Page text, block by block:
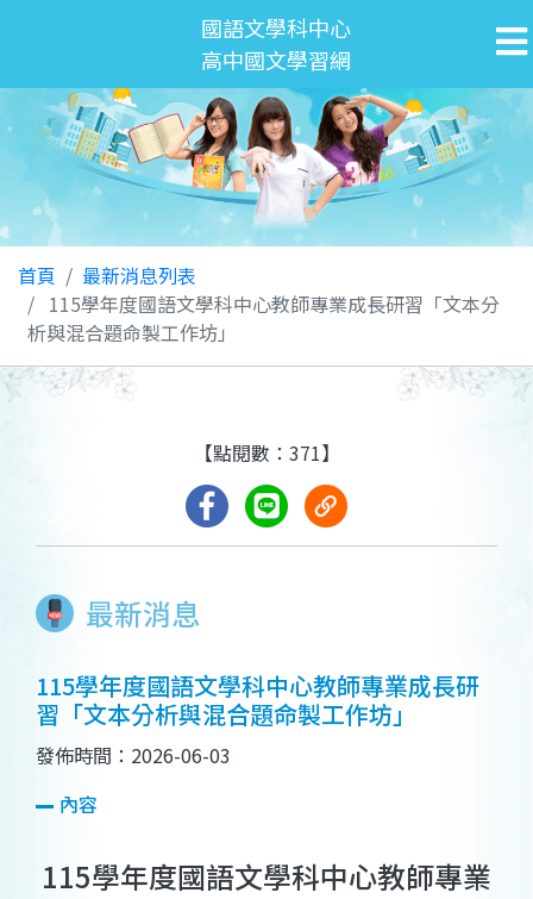
國語文學科中心
高中國文學習網
首頁
最新消息列表
115學年度國語文學科中心教師專業成長研習「文本分
析與混合題命製工作坊」
最新消息
【點閱數：371】
115學年度國語文學科中心教師專業成長研
習「文本分析與混合題命製工作坊」
發佈時間：2026-06-03
內容
115學年度國語文學科中心教師專業